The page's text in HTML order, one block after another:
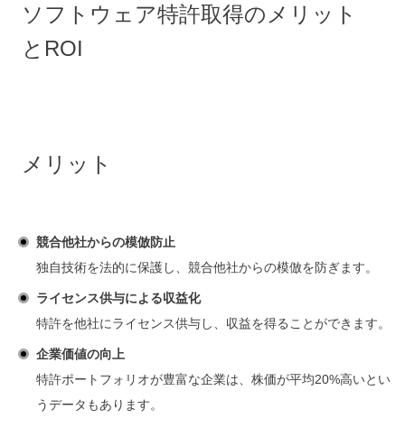
ソフトウェア特許取得のメリット
とROI
メリット
競合他社からの模倣防止
独自技術を法的に保護し、競合他社からの模倣を防ぎます。
ライセンス供与による収益化
特許を他社にライセンス供与し、収益を得ることができます。
企業価値の向上
特許ポートフォリオが豊富な企業は、株価が平均20%高いとい
うデータもあります。